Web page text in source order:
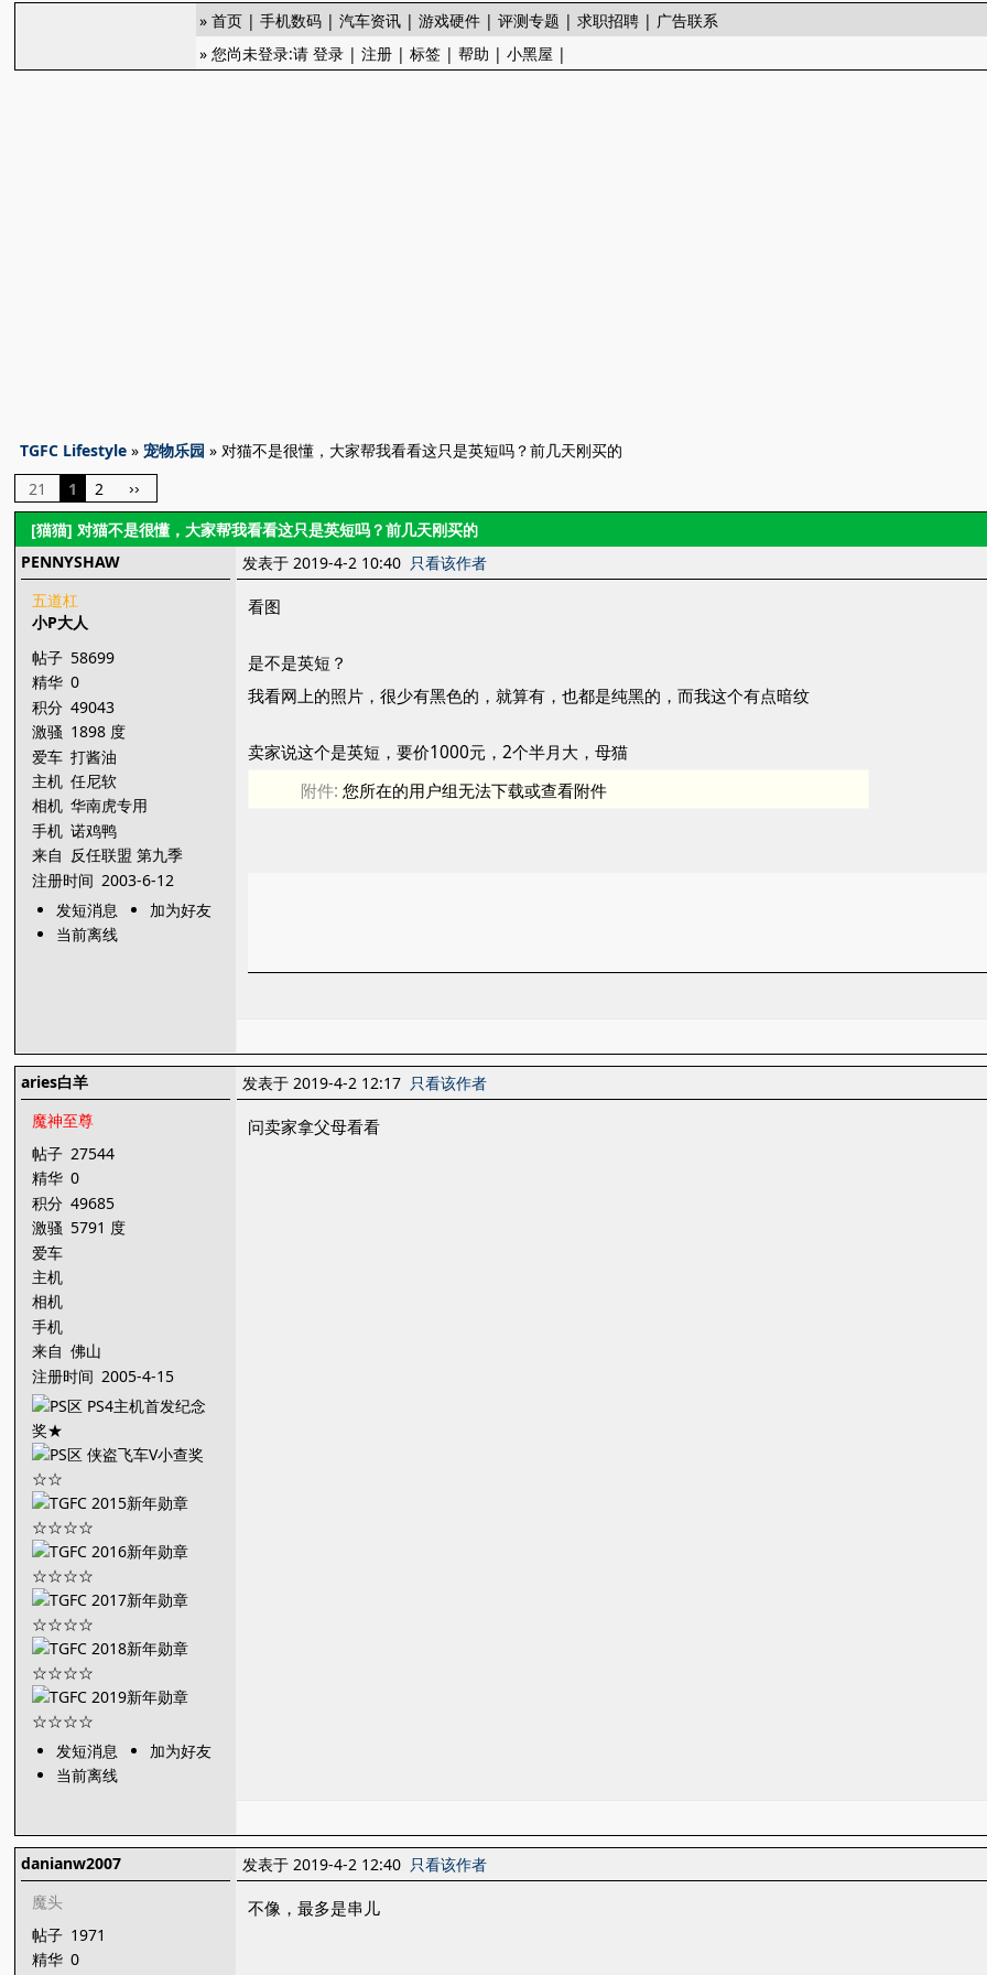
»首页 |手机数码 |汽车资讯 |游戏硬件 |评测专题 |求职招聘 | 广告联系
» 您尚未登录:请登录 |注册 |标签 |帮助 |小黑屋 |
TGFC Lifestyle »宠物乐园 » 对猫不是很懂，大家帮我看看这只是英短吗？前几天刚买的
21
1 2 ››
[猫猫] 对猫不是很懂，大家帮我看看这只是英短吗？前几天刚买的
PENNYSHAW
五道杠
小P大人
帖子 58699
精华 0
积分 49043
激骚 1898 度
爱车 打酱油
主机 任尼软
相机 华南虎专用
手机 诺鸡鸭
来自 反任联盟 第九季
注册时间 2003-6-12
发短消息
加为好友
当前离线
发表于 2019-4-2 10:40 只看该作者
看图
是不是英短？
我看网上的照片，很少有黑色的，就算有，也都是纯黑的，而我这个有点暗纹
卖家说这个是英短，要价1000元，2个半月大，母猫
附件: 您所在的用户组无法下载或查看附件
aries白羊
魔神至尊
帖子 27544
精华 0
积分 49685
激骚 5791 度
爱车
主机
相机
手机
来自 佛山
注册时间 2005-4-15
发短消息
加为好友
当前离线
发表于 2019-4-2 12:17 只看该作者
问卖家拿父母看看
danianw2007
魔头
帖子 1971
精华 0
发表于 2019-4-2 12:40 只看该作者
不像，最多是串儿